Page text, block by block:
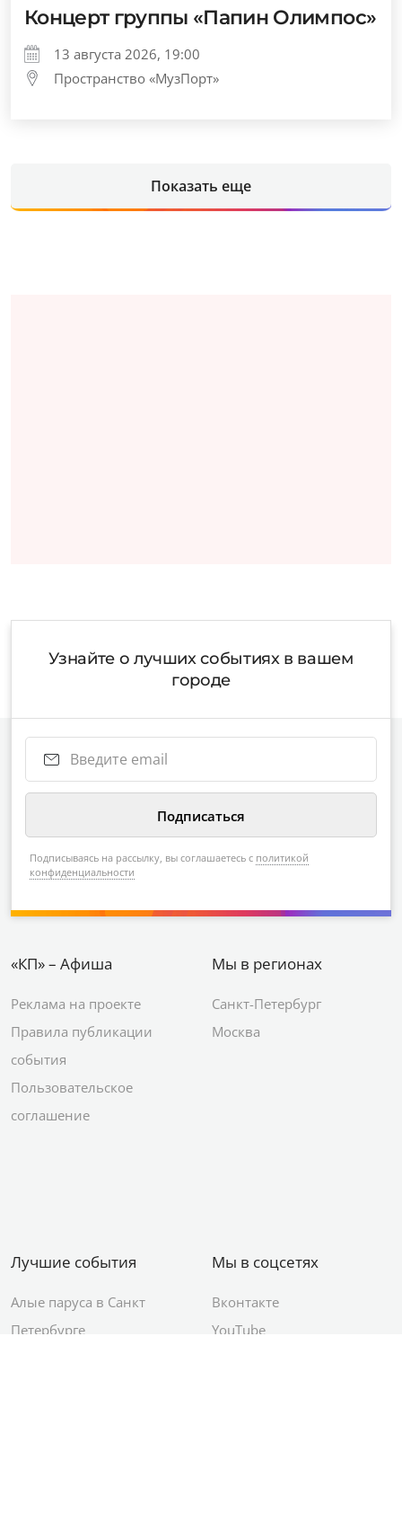
Концерт группы «Папин Олимпос»
13 августа 2026, 19:00
Пространство «МузПорт»
Показать еще
Узнайте о лучших событиях в вашем
городе
Подписываясь на рассылку, вы соглашаетесь с политикой
конфиденциальности
«КП» – Афиша
Реклама на проекте
Правила публикации
события
Пользовательское
соглашение
Мы в регионах
Санкт-Петербург
Москва
Лучшие события
Алые паруса в Санкт
Петербурге
Мы в соцсетях
Вконтакте
YouTube